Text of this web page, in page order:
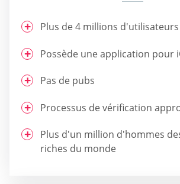
Plus de 4 millions d'utilisateurs
Possède une application pour
Pas de pubs
Processus de vérification
Plus d'un million d'hommes
riches du monde